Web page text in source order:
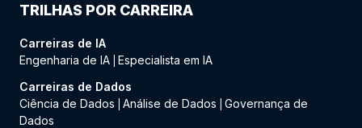
TRILHAS POR CARREIRA
Carreiras de IA
Engenharia de IA Especialista em IA
Carreiras de Dados
Ciência de Dados
Análise de Dados
Governança de
Dados